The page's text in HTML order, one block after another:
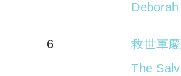
6
救世軍
The